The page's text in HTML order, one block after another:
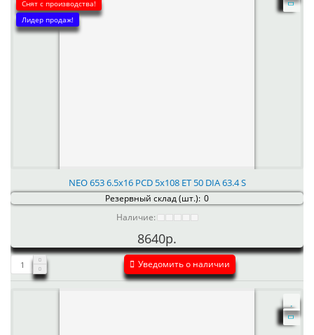
Снят с производства!
Лидер продаж!
NEO 653 6.5x16 PCD 5x108 ET 50 DIA 63.4 S
Резервный склад (шт.): 0
Наличие:
8640р.
Уведомить о наличии